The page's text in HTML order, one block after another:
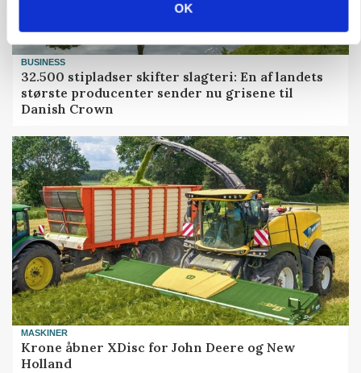
OK
BUSINESS
32.500 stipladser skifter slagteri: En af landets
største producenter sender nu grisene til
Danish Crown
MASKINER
Krone åbner XDisc for John Deere og New
Holland